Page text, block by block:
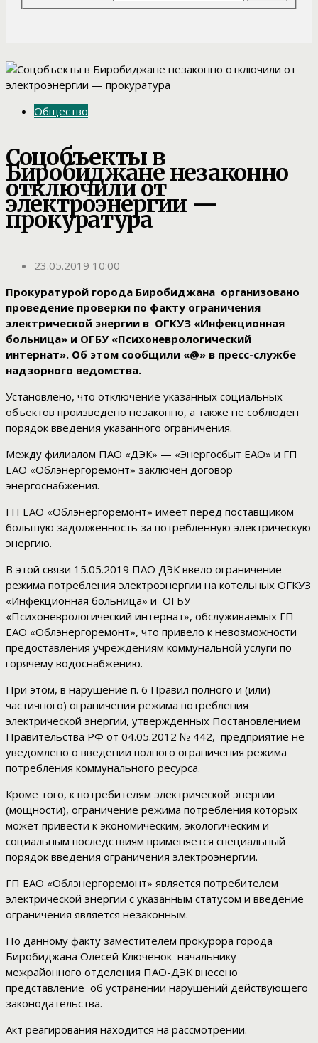
Общество
Соцобъекты в
Биробиджане незаконно
отключили от
электроэнергии —
прокуратура
23.05.2019 10:00
Прокуратурой города Биробиджана организовано
проведение проверки по факту ограничения
электрической энергии в ОГКУЗ «Инфекционная
больница» и ОГБУ «Психоневрологический
интернат». Об этом сообщили «@» в пресс-службе
надзорного ведомства.
Установлено, что отключение указанных социальных
объектов произведено незаконно, а также не соблюден
порядок введения указанного ограничения.
Между филиалом ПАО «ДЭК» — «Энергосбыт ЕАО» и ГП
ЕАО «Облэнергоремонт» заключен договор
энергоснабжения.
ГП ЕАО «Облэнергоремонт» имеет перед поставщиком
большую задолженность за потребленную электрическую
энергию.
В этой связи 15.05.2019 ПАО ДЭК ввело ограничение
режима потребления электроэнергии на котельных ОГКУЗ
«Инфекционная больница» и ОГБУ
«Психоневрологический интернат», обслуживаемых ГП
ЕАО «Облэнергоремонт», что привело к невозможности
предоставления учреждениям коммунальной услуги по
горячему водоснабжению.
При этом, в нарушение п. 6 Правил полного и (или)
частичного) ограничения режима потребления
электрической энергии, утвержденных Постановлением
Правительства РФ от 04.05.2012 № 442, предприятие не
уведомлено о введении полного ограничения режима
потребления коммунального ресурса.
Кроме того, к потребителям электрической энергии
(мощности), ограничение режима потребления которых
может привести к экономическим, экологическим и
социальным последствиям применяется специальный
порядок введения ограничения электроэнергии.
ГП ЕАО «Облэнергоремонт» является потребителем
электрической энергии с указанным статусом и введение
ограничения является незаконным.
По данному факту заместителем прокурора города
Биробиджана Олесей Ключенок начальнику
межрайонного отделения ПАО-ДЭК внесено
представление об устранении нарушений действующего
законодательства.
Акт реагирования находится на рассмотрении.